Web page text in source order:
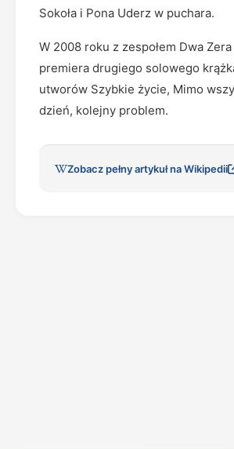
Sokoła i Pona Uderz w puchara.
W 2008 roku z zespołem Dwa
premiera drugiego solowego
utworów Szybkie życie, Mimo
dzień, kolejny problem.
Zobacz pełny artykuł na Wikipedii